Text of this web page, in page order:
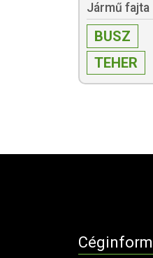
Jármű fajta
BUSZ
TEHER